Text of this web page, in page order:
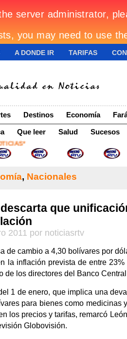
A DONDE IR TARIFAS
Destinos Economía
Que leer Salud Sucesos
, Nacionales
que
2011 por noticiasrtv
de cambio a 4,30 bolívares por
la inflación prevista de entre
de los directores del Banco
1 de enero, que implica una
para bienes como medicinas
los precios y tarifas, remarcó
Globovisión.